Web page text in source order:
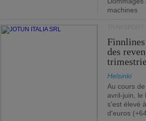
machines
Finnlines
des
Helsinki
Au cours
avril-juin, le
s'est élevé
d'euros